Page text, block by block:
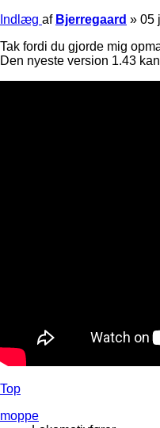
Indlæg af Bjerregaard » 05
Tak fordi du gjorde mig
Den nyeste version 1.43
Top
moppe